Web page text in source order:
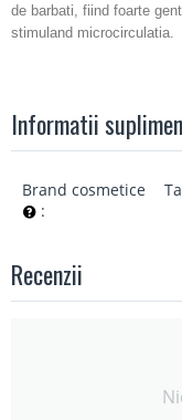
de barbati, fiind foarte
stimuland microcirculatia.
Informatii
Brand cosmetice
:
Recenzii